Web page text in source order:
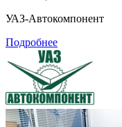
УАЗ-Автокомпонент
Подробнее